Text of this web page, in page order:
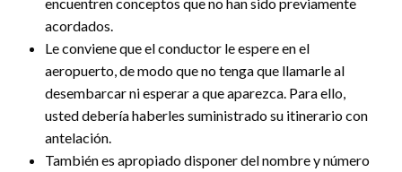
acordados.
Le conviene que el conductor le espere en el
aeropuerto, de modo que no tenga que llamarle al
desembarcar ni esperar a que aparezca. Para ello,
usted debería haberles suministrado su itinerario con
antelación.
También es apropiado disponer del nombre y número